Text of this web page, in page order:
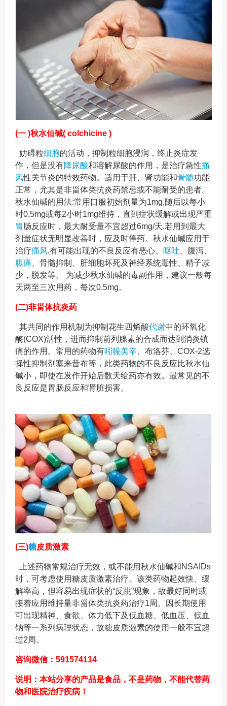
(一 )秋水仙碱( colchicine )
妨碍粒细胞的活动，抑制粒细胞浸润，终止炎症发
作，但是没有降尿酸和溶解尿酸的作用，是治疗急性痛
风性关节炎的特效药物。适用于肝、肾功能和骨髓功能
正常，尤其是非甾体类抗炎药禁忌或不能耐受的患者。
秋水仙碱的用法:常用口服初始剂量为1mg,随后以每小
时0.5mg或每2小时1mg维持，直到症状缓解或出现严重
胃肠反应时，最大耐受量不宜超过6mg/天,若用到最大
剂量症状无明显改善时，应及时停药。秋水仙碱应用于
治疗痛风,有可能出现的不良反应有恶心、 呕吐 、腹泻、
腹痛 、骨髓抑制、肝细胞坏死及神经系统毒性、精子减
少，脱发等。 为减少秋水仙碱的毒副作用，建议一般每
天两至三次用药，每次0.5mg。
(二)非甾体抗炎药
其共同的作用机制为抑制花生四烯酸代谢中的环氧化
酶(COX)活性，进而抑制前列腺素的合成而达到消炎镇
痛的作用。常用的药物有吲哚美辛、布洛芬、COX-2选
择性抑制剂塞来昔布等，此类药物的不良反应比秋水仙
碱小，即使在发作开始后数天给药亦有效。最常见的不
良反应是胃肠反应和肾脏损害。
(三)糖皮质激素
上述药物常规治疗无效，或不能用秋水仙碱和NSAIDs
时，可考虑使用糖皮质激素治疗。该类药物起效快、缓
解率高，但容易出现症状的“反跳”现象，故最好同时或
接着应用维持量非甾体类抗炎药治疗1周。因长期使用
可出现精神、食欲、体力低下及低血糖、低血压、低血
钠等一系列病理状态，故糖皮质激素的使用一般不宜超
过2周。
咨询微信：591574114
说明：本站分享的产品是食品，不是药物，不能代替药
物和医院治疗疾病！